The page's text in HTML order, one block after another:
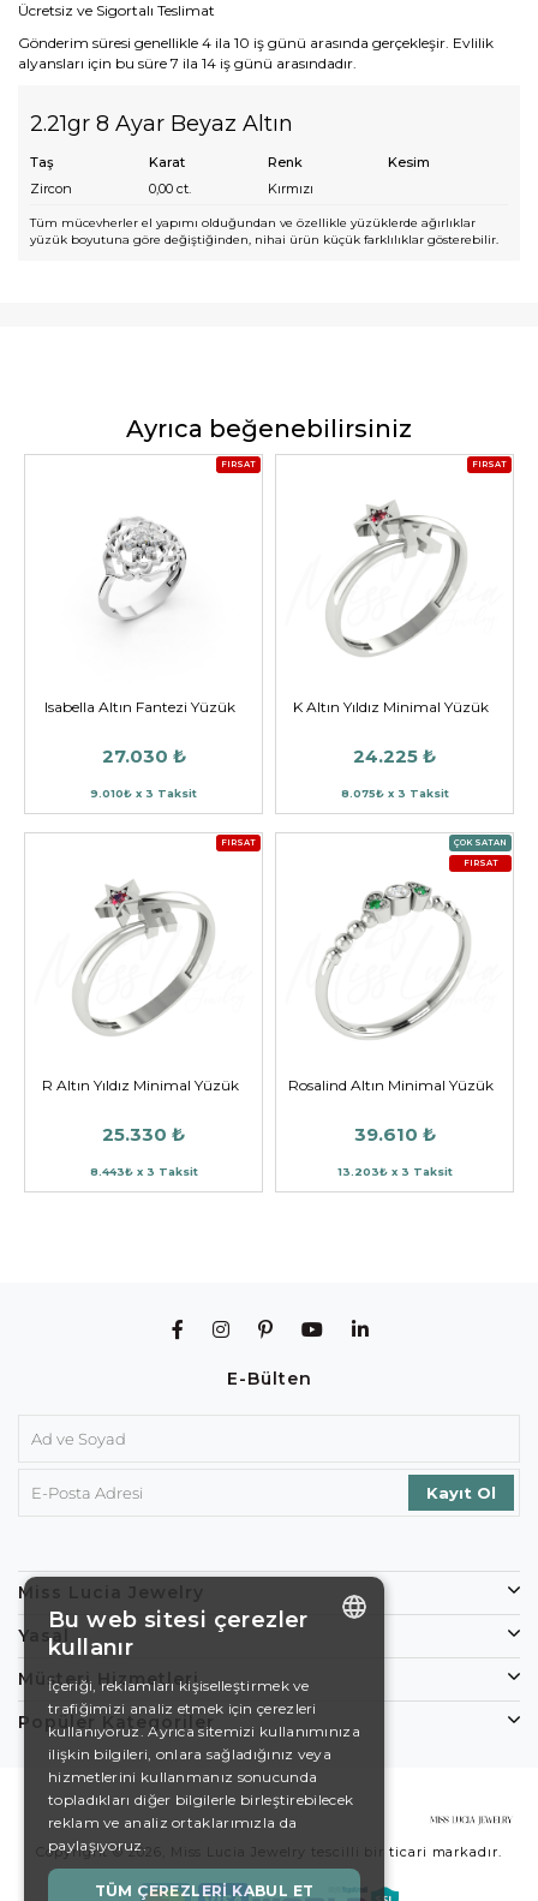
Ücretsiz ve Sigortalı Teslimat
Gönderim süresi genellikle 4 ila 10 iş günü arasında gerçekleşir. Evlilik
alyansları için bu süre 7 ila 14 iş günü arasındadır.
2.21gr 8 Ayar Beyaz Altın
Taş Karat Renk
Kesim
Zircon
0,00 ct. Kırmızı
Tüm mücevherler el yapımı olduğundan ve özellikle yüzüklerde ağırlıklar
yüzük boyutuna göre değiştiğinden, nihai ürün küçük farklılıklar gösterebilir.
Ayrıca beğenebilirsiniz
FIRSAT
Isabella Altın Fantezi Yüzük
27.030 ₺
9.010₺ x 3 Taksit
FIRSAT
K Altın Yıldız Minimal Yüzük
24.225 ₺
8.075₺ x 3 Taksit
FIRSAT
R Altın Yıldız Minimal Yüzük
25.330 ₺
8.443₺ x 3 Taksit
ÇOK SATAN
FIRSAT
Rosalind Altın Minimal Yüzük
39.610 ₺
13.203₺ x 3 Taksit
E-Bülten
Miss Lucia Jewelry
Yasal
Müşteri Hizmetleri
Popüler Kategoriler
Copyright © 2026, Miss Lucia Jewelry tescilli bir ticari markadır.
DE
EN
SWEDISH
TURKISH
Bu web sitesi çerezler
kullanır
İçeriği, reklamları kişiselleştirmek ve
trafiğimizi analiz etmek için çerezleri
kullanıyoruz. Ayrıca sitemizi kullanımınıza
ilişkin bilgileri, onlara sağladığınız veya
hizmetlerini kullanmanız sonucunda
topladıkları diğer bilgilerle birleştirebilecek
reklam ve analiz ortaklarımızla da
paylaşıyoruz.
TÜM ÇEREZLERI KABUL ET